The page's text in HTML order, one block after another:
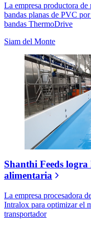
La empresa productora de
bandas planas de PVC
bandas ThermoDrive
Siam del Monte
Shanthi Feeds
alimentaria
La empresa procesadora
Intralox para optimizar el
transportador